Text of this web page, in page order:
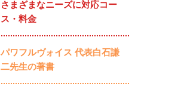
さまざまなニーズに対応コー
ス・料金
パワフルヴォイス 代表白石謙
二先生の著書